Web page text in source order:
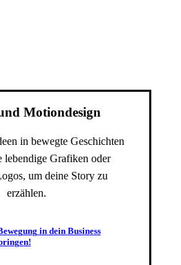
Motiondesign
in bewegte Geschichten
lebendige Grafiken oder
um deine Story zu
erzählen.
ewegung in dein Business
ringen!